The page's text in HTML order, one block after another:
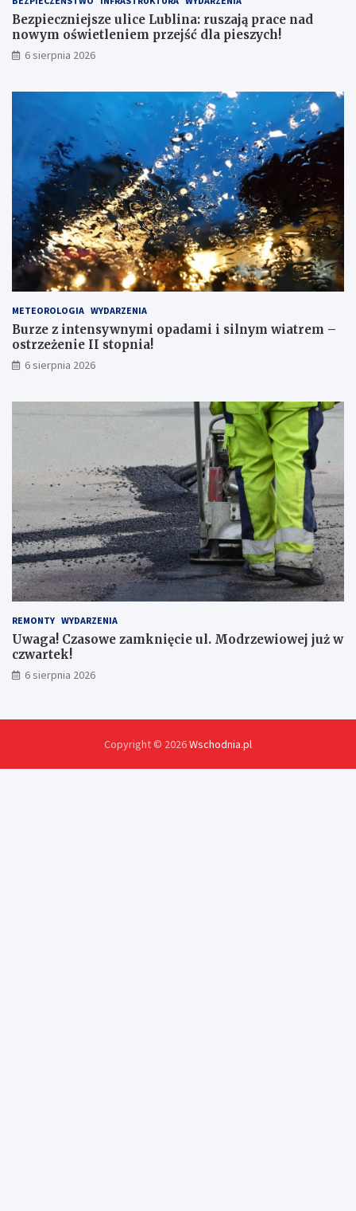
a
d
n
o
t
e
n
e
m
r
z
e
j
d
e
z
y
c
h
!
Bezpieczniejsze ulice Lublina: ruszają prace nad
nowym oświetleniem przejść dla pieszych!
6 sierpnia 2026
METEOROLOGIA WYDARZENIA
Burze z intensywnymi opadami i silnym wiatrem –
ostrzeżenie II stopnia!
6 sierpnia 2026
REMONTY WYDARZENIA
Uwaga! Czasowe zamknięcie ul. Modrzewiowej już w
czwartek!
6 sierpnia 2026
Copyright © 2026Wschodnia.pl